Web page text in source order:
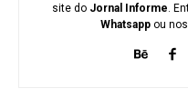
site do Jornal Informe .
Whatsappou nos